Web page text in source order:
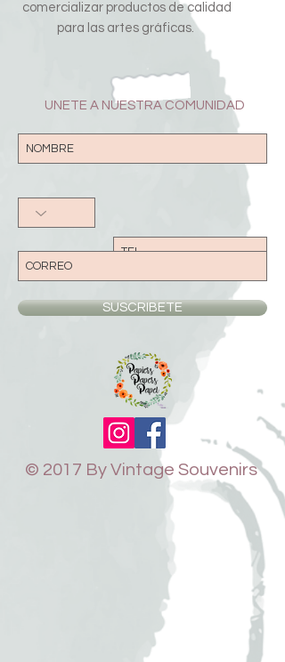
comercializar productos de calidad
para las artes gráficas.
UNETE A NUESTRA COMUNIDAD
SUSCRIBETE
© 2017 By Vintage Souvenirs